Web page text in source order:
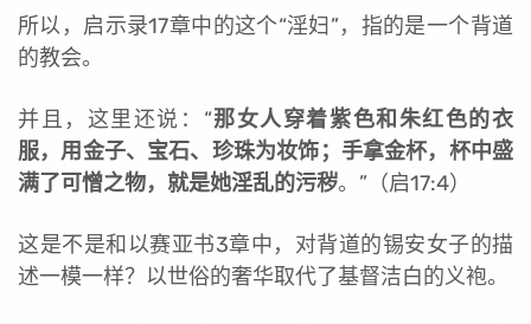
所以，启示录17章中的这个“淫妇”，指的是一个背道
的教会。
并且，这里还说：“那女人穿着紫色和朱红色的衣
服，用金子、宝石、珍珠为妆饰；手拿金杯，杯中盛
满了可憎之物，就是她淫乱的污秽。”（启17:4）
这是不是和以赛亚书3章中，对背道的锡安女子的描
述一模一样？以世俗的奢华取代了基督洁白的义袍。